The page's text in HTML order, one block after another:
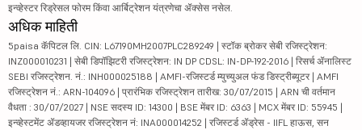
इन्व्हेस्टर रिड्रेसल फोरम किंवा आर्बिट्रेशन यंत्रणेचा ॲक्सेस नसेल.
अधिक माहिती
5paisa कॅपिटल लि. CIN: L67190MH2007PLC289249 | स्टॉक ब्रोकर सेबी रजिस्ट्रेशन:
INZ000010231 | सेबी डिपॉझिटरी रजिस्ट्रेशन: IN DP CDSL: IN-DP-192-2016 | रिसर्च ॲनालिस्ट
SEBI रजिस्ट्रेशन. नं.: INH000025188 | AMFI-रजिस्टर्ड म्युच्युअल फंड डिस्ट्रीब्यूटर | AMFI
रजिस्ट्रेशन नं.: ARN-104096 | प्रारंभिक रजिस्ट्रेशन तारीख: 30/07/2015 | ARN ची वर्तमान
वैधता : 30/07/2027 | NSE सदस्य ID: 14300 | BSE मेंबर ID: 6363 | MCX मेंबर ID: 55945 |
इन्व्हेस्टमेंट ॲडव्हायजर रजिस्ट्रेशन नं: INA000014252 | रजिस्टर्ड ॲड्रेस - IIFL हाऊस, सन